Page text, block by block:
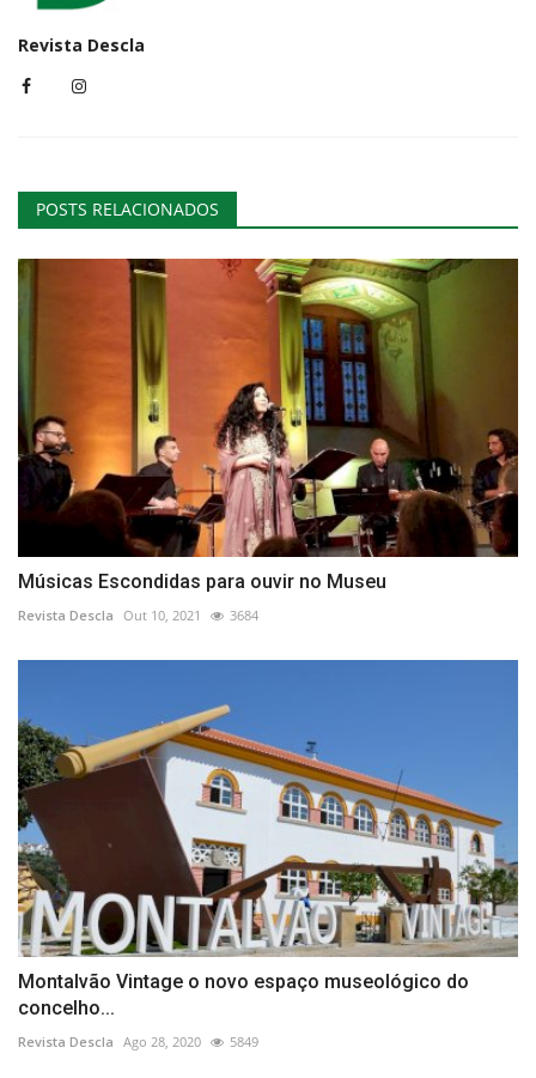
Revista Descla
POSTS RELACIONADOS
Músicas Escondidas para ouvir no Museu
Revista Descla Out 10, 2021 3684
Montalvão Vintage o novo espaço museológico do
concelho...
Revista Descla Ago 28, 2020 5849